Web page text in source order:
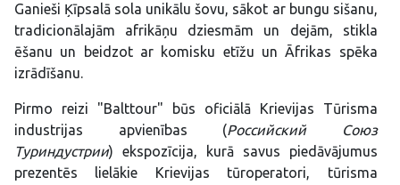
Ganieši Ķīpsalā sola unikālu šovu, sākot ar bungu sišanu,
tradicionālajām afrikāņu dziesmām un dejām, stikla
ēšanu un beidzot ar komisku etīžu un Āfrikas spēka
izrādīšanu.
Pirmo reizi "Balttour" būs oficiālā Krievijas Tūrisma
industrijas apvienības (Российский Союз
Туриндустрии) ekspozīcija, kurā savus piedāvājumus
prezentēs lielākie Krievijas tūroperatori, tūrisma